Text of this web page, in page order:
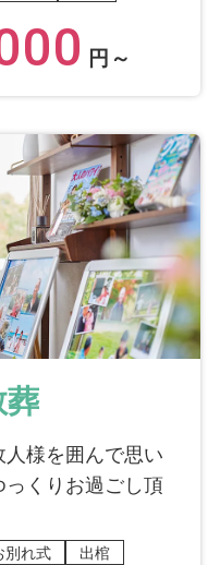
円～
様を囲んで思い
くりお過ごし頂
別れ式 出棺